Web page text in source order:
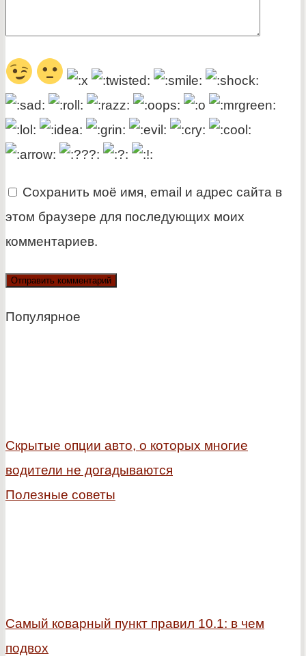
Сохранить моё имя, email и адрес сайта в
этом браузере для последующих моих
комментариев.
Популярное
Скрытые опции авто, о которых многие
водители не догадываются
Полезные советы
Самый коварный пункт правил 10.1: в чем
подвох